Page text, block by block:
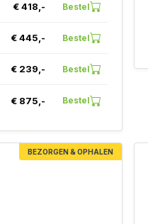
€ 418,- Bestel
€ 445,- Bestel
€ 239,- Bestel
€ 875,- Bestel
BEZORGEN & OPHALEN